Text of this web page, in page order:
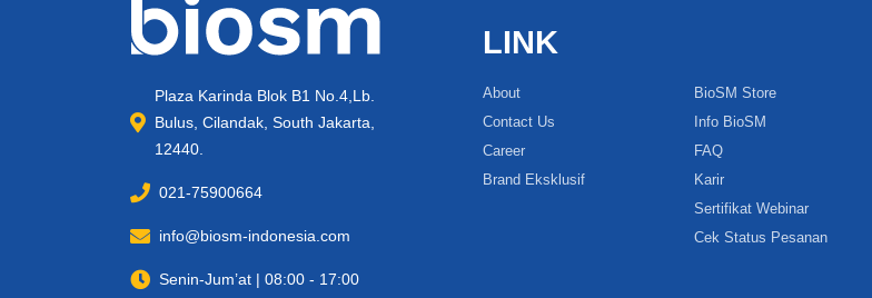
Plaza Karinda Blok B1 No.4,Lb.
Bulus, Cilandak, South Jakarta,
12440.
021-75900664
info@biosm-indonesia.com
Senin-Jum’at | 08:00 - 17:00
LINK
About
Contact Us
Career
Brand Eksklusif
BioSM Store
Info BioSM
FAQ
Karir
Sertifikat Webinar
Cek Status Pesanan